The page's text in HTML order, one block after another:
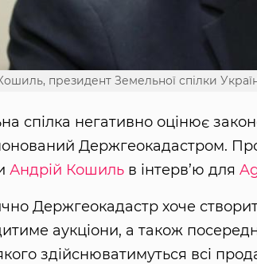
президент Земельної спілки
спілка негативно оцінює
Держгеокадастром.
Андрій Кошильв інтерв’ю для
Держгеокадастр хоче
аукціони, а також
здійснюватимуться всі